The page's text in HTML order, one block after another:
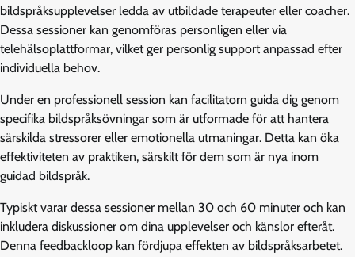
bildspråksupplevelser ledda av utbildade terapeuter eller coacher.
Dessa sessioner kan genomföras personligen eller via
telehälsoplattformar, vilket ger personlig support anpassad efter
individuella behov.
Under en professionell session kan facilitatorn guida dig genom
specifika bildspråksövningar som är utformade för att hantera
särskilda stressorer eller emotionella utmaningar. Detta kan öka
effektiviteten av praktiken, särskilt för dem som är nya inom
guidad bildspråk.
Typiskt varar dessa sessioner mellan 30 och 60 minuter och kan
inkludera diskussioner om dina upplevelser och känslor efteråt.
Denna feedbackloop kan fördjupa effekten av bildspråksarbetet.